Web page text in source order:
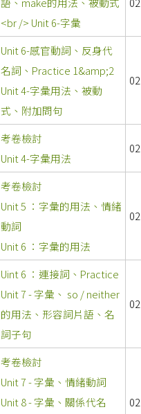
<br /> Unit 6-字彙
Unit 6-感官動詞、反身代
名詞、Practice 1&amp;2
Unit 4-字彙用法、被動
式、附加問句
考卷檢討
Unit 4-字彙用法
考卷檢討
Unit 5 ：字彙的用法、情緒
動詞
Unit 6 ：字彙的用法
Uint 6 ：連接詞、Practice
Unit 7 - 字彙、 so / neither
的用法、形容詞片語、名
詞子句
考卷檢討
Unit 7 - 字彙、情緒動詞
Unit 8 - 字彙、關係代名